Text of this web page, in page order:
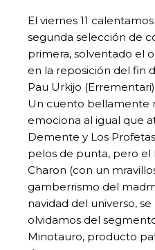
El viernes 11
segunda selección de
primera, solventado el
en la reposición del fin
Pau Urkijo
Un cuento bellamente
emociona al igual que
Demente y Los
pelos de punta, pero el
Charon (con un
gamberrismo del
navidad del universo,
olvidamos del
Minotauro, producto